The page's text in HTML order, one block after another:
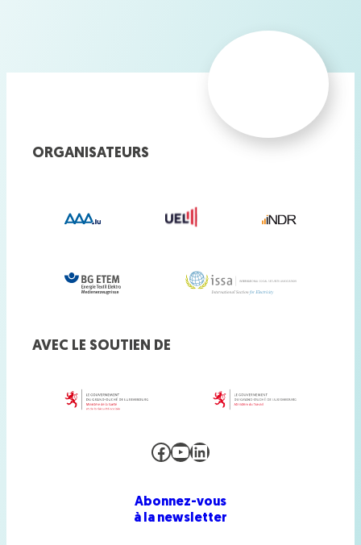
ORGANISATEURS
AVEC LE SOUTIEN DE
Facebook YouTube LinkedIn
Abonnez-vous
à la newsletter